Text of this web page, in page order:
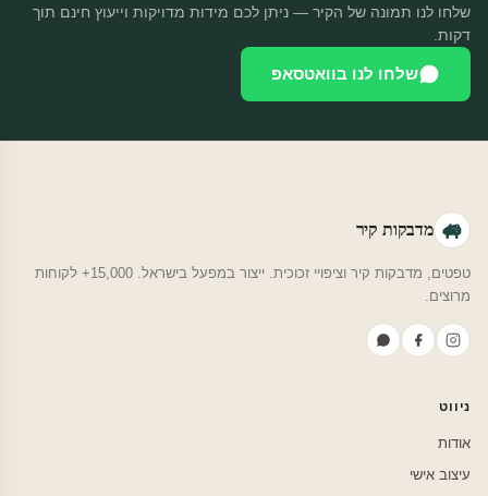
שלחו לנו תמונה של הקיר — ניתן לכם מידות מדויקות וייעוץ חינם תוך
דקות.
שלחו לנו בוואטסאפ
מדבקות קיר
טפטים, מדבקות קיר וציפויי זכוכית. ייצור במפעל בישראל. 15,000+ לקוחות
מרוצים.
ניווט
אודות
עיצוב אישי